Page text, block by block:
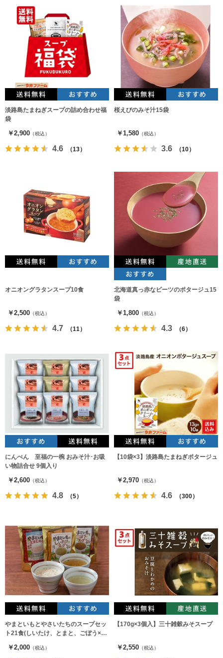
淡路島たまねぎスープの詰め合わせ福
袋
￥2,900 （税込）
4.6 （13）
桜えびのみそ汁15袋
￥1,580 （税込）
3.6 （10）
オニオングラタンスープ10食
￥2,500 （税込）
4.7 （11）
北海道真っ赤なビーツのポタージュ15
袋
￥1,800 （税込）
4.3 （6）
にんべん 至福の一椀 おみそ汁･お吸
い物詰合せ 9個入り
￥2,600 （税込）
4.8 （5）
【10袋×3】淡路島たまねぎポタージュ
￥2,970 （税込）
4.6 （300）
やまといもとやさいたちのスープセッ
ト21食(しいたけ、とまと、ごぼう×各
￥2,000 （税込）
【170g×3個入】三十雑穀みそスープ
￥2,550 （税込）